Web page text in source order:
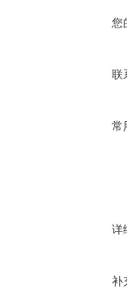
您
联
常
详
补